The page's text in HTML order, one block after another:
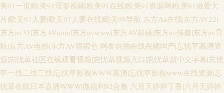
美91一页|欧美91淫妻视频|欧美91在线|欧美91资源网|欧美91做爱大
片|欧美97人妻|欧美97人妻在线|欧美99导航 东方Aa在线|东方AV22|
东方av33|东方AVcom|东方avwww|东方AV超碰|东方av传媒|东方av导
航|东方AV电影|东方AV狠狠色 网友自拍在线视频国产|忘忧草高清资
源|忘忧草社区在线观看视频|忘忧草视频入口|忘忧草新中文字幕|忘忧
草一线二线三线|忘忧草影视WWW高清|忘忧草影视www在线资源|忘
忧草在线日本直播WWW|微福利92合集 六月天婷婷丁香|六月天婷婷